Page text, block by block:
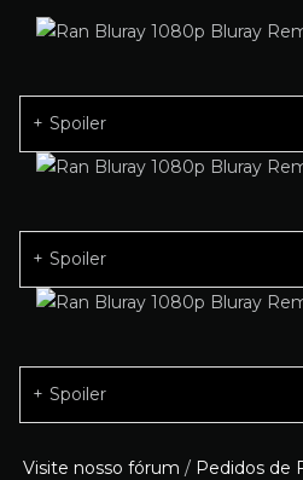
Spoiler
Spoiler
Spoiler
Visite nosso fórum / Pedidos de